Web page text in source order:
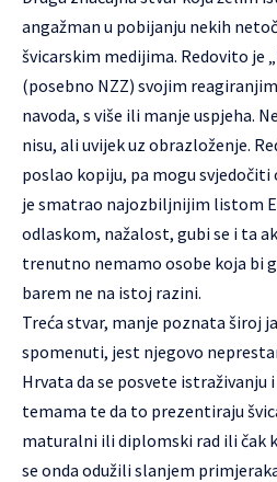
angažman u pobijanju nekih
švicarskim medijima. Redovito je
(posebno NZZ) svojim
navoda, s više ili manje uspjeha.
nisu, ali uvijek uz obrazloženje.
poslao kopiju, pa mogu svjedočiti
je smatrao najozbiljnijim listom
odlaskom, nažalost, gubi se i ta
trenutno nemamo osobe koja bi
barem ne na istoj razini.
Treća stvar, manje poznata široj
spomenuti, jest njegovo
Hrvata da se posvete istraživanju
temama te da to prezentiraju
maturalni ili diplomski rad ili čak
se onda odužili slanjem